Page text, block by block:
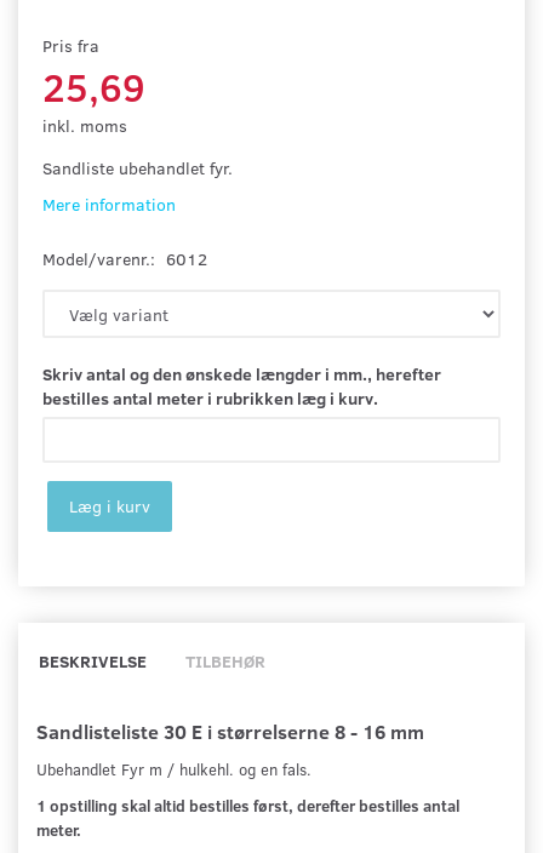
Pris fra
25,69
inkl. moms
Sandliste ubehandlet fyr.
Mere information
Model/varenr.: 6012
Skriv antal og den ønskede længder i mm., herefter
bestilles antal meter i rubrikken læg i kurv.
Læg i kurv
BESKRIVELSE TILBEHØR
Sandlisteliste 30 E i størrelserne 8 - 16 mm
Ubehandlet Fyr m / hulkehl. og en fals.
1 opstilling skal altid bestilles først, derefter bestilles antal
meter.